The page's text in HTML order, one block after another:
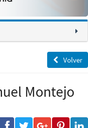
Volver
Montejo